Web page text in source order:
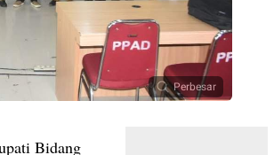
Perbesar
Bidang